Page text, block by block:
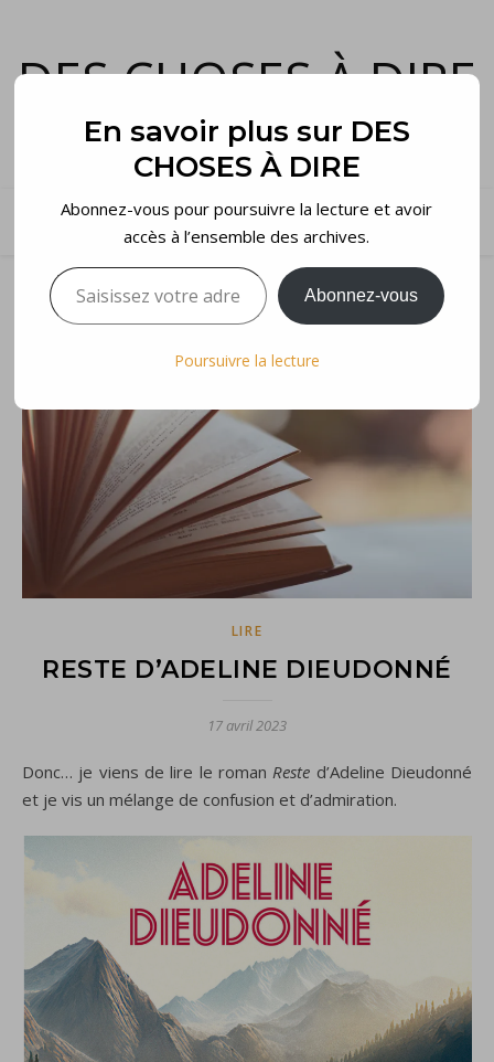
DES CHOSES À DIRE
et voilà…
LIRE
RESTE D’ADELINE DIEUDONNÉ
17 avril 2023
Donc… je viens de lire le romanReste d’Adeline Dieudonné
et je vis un mélange de confusion et d’admiration.
En savoir plus sur DES
CHOSES À DIRE
Abonnez-vous pour poursuivre la lecture et avoir
accès à l’ensemble des archives.
Saisissez votre adresse e-mail…
Abonnez-vous
Poursuivre la lecture